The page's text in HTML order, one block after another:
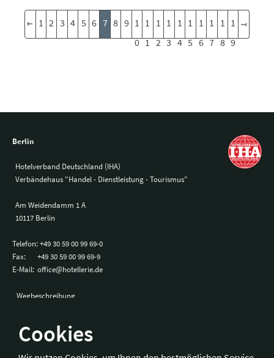
Cookies
1 2 3 4 5 6 7 8 9 1
0
1
1
1
2
1
3
1
4
1
5
1
6
1
7
1
8
1
9
Berlin
Hotelverband Deutschland (IHA)
Verbändehaus "Handel - Dienstleistung - Tourismus"
Am Weidendamm 1 A
10117 Berlin
Telefon:+49 30 59 00 99 69-0
Fax:
+49 30 59 00 99 69-9
E-Mail: office@hotellerie.de
Wegbeschreibung